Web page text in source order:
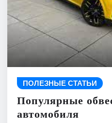
ПОЛЕЗНЫЕ СТАТЬИ
Популярные
автомобиля